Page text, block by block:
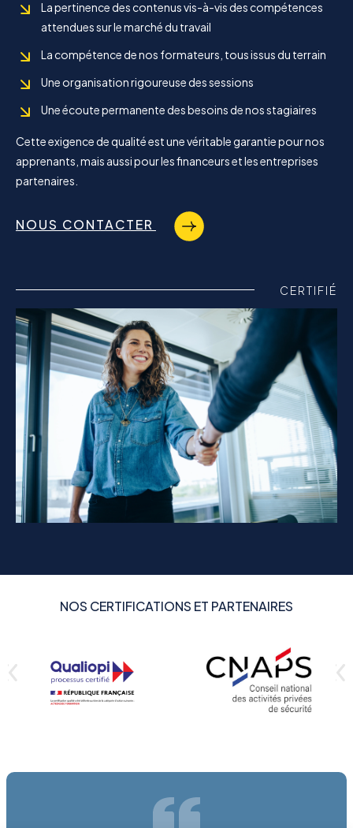
La pertinence des contenus vis-à-vis des compétences
attendues sur le marché du travail
La compétence de nos formateurs, tous issus du terrain
Une organisation rigoureuse des sessions
Une écoute permanente des besoins de nos stagiaires
Cette exigence de qualité est une véritable garantie pour nos
apprenants, mais aussi pour les financeurs et les entreprises
partenaires.
NOUS CONTACTER
CERTIFIÉ
NOS CERTIFICATIONS ET PARTENAIRES